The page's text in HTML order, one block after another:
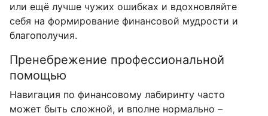
или ещё лучше чужих ошибках и вдохновляйте
себя на формирование финансовой мудрости и
благополучия.
Пренебрежение профессиональной
помощью
Навигация по финансовому лабиринту часто
может быть сложной, и вполне нормально –